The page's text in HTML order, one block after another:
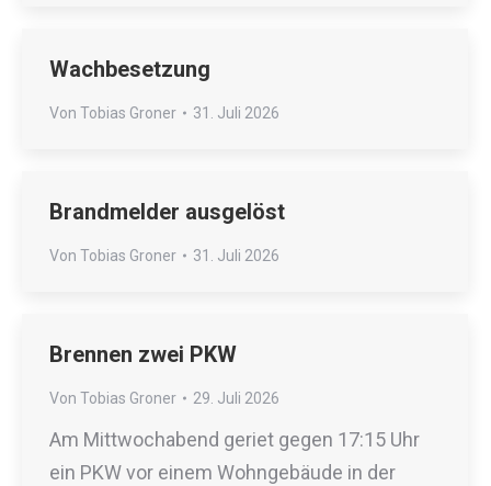
Wachbesetzung
Von Tobias Groner 31. Juli 2026
Brandmelder ausgelöst
Von Tobias Groner 31. Juli 2026
Brennen zwei PKW
Von Tobias Groner 29. Juli 2026
Am Mittwochabend geriet gegen 17:15 Uhr
ein PKW vor einem Wohngebäude in der